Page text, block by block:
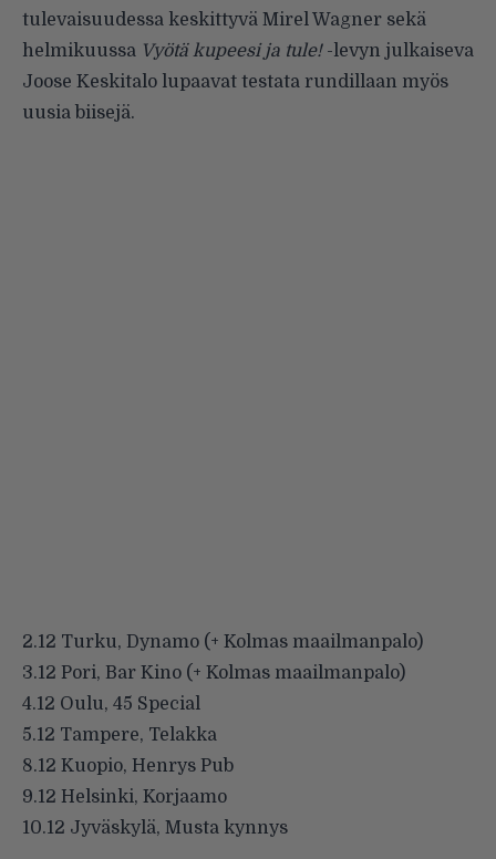
tulevaisuudessa keskittyvä Mirel Wagner sekä
helmikuussa Vyötä kupeesi ja tule!-levyn julkaiseva
Joose Keskitalo lupaavat testata rundillaan myös
uusia biisejä.
2.12 Turku, Dynamo (+ Kolmas maailmanpalo)
3.12 Pori, Bar Kino (+ Kolmas maailmanpalo)
4.12 Oulu, 45 Special
5.12 Tampere, Telakka
8.12 Kuopio, Henrys Pub
9.12 Helsinki, Korjaamo
10.12 Jyväskylä, Musta kynnys